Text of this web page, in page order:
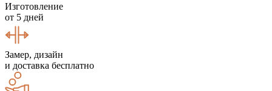
Изготовление
от 5 дней
Замер, дизайн
и доставка бесплатно